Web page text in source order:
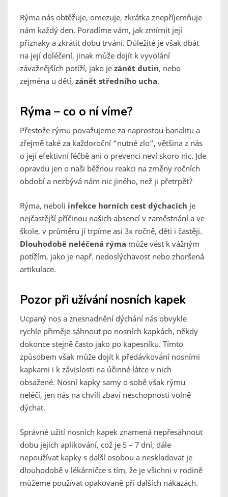
Rýma nás obtěžuje, omezuje, zkrátka znepříjemňuje
nám každý den. Poradíme vám, jak zmírnit její
příznaky a zkrátit dobu trvání. Důležité je však dbát
na její doléčení, jinak může dojít k vyvolání
závažnějších potíží, jako je zánět dutin, nebo
zejména u dětí, zánět středního ucha.
Rýma – co o ní víme?
Přestože rýmu považujeme za naprostou banalitu a
zřejmě také za každoroční “nutné zlo“, většina z nás
o její efektivní léčbě ani o prevenci neví skoro nic. Jde
opravdu jen o naši běžnou reakci na změny ročních
období a nezbývá nám nic jiného, než ji přetrpět?
Rýma, neboli infekce horních cest dýchacích je
nejčastější příčinou našich absencí v zaměstnání a ve
škole, v průměru jí trpíme asi 3x ročně, děti i častěji.
Dlouhodobě neléčená rýma může vést k vážným
potížím, jako je např. nedoslýchavost nebo zhoršená
artikulace.
Pozor při užívání nosních kapek
Ucpaný nos a znesnadnění dýchání nás obvykle
rychle přiměje sáhnout po nosních kapkách, někdy
dokonce stejně často jako po kapesníku. Tímto
způsobem však může dojít k předávkování nosními
kapkami i k závislosti na účinné látce v nich
obsažené. Nosní kapky samy o sobě však rýmu
neléčí, jen nás na chvíli zbaví neschopnosti volně
dýchat.
Správné užití nosních kapek znamená nepřesáhnout
dobu jejich aplikování, což je 5 – 7 dní, dále
nepoužívat kapky s další osobou a neskladovat je
dlouhodobě v lékárničce s tím, že je všichni v rodině
můžeme používat opakovaně při dalších nákazách.